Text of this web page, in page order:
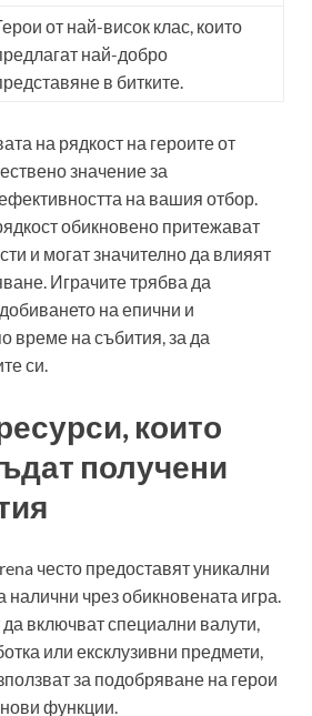
от най-висок клас, които
най-добро
в битките.
на рядкост на героите от
значение за
на вашия отбор.
обикновено притежават
и могат значително да влияят
Играчите трябва да
на епични и
време на събития, за да
си.
които
получени
често предоставят уникални
налични чрез обикновената игра.
включват специални валути,
или ексклузивни предмети,
за подобряване на герои
функции.